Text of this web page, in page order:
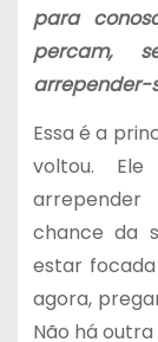
para
percam,
arrepender-
Essa é a
voltou.
chance da
estar
agora,
Não há